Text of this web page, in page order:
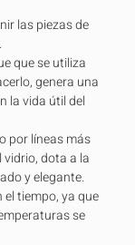
las piezas de
que se utiliza
genera una
la vida útil del
por líneas más
dota a la
y elegante.
tiempo, ya que
se